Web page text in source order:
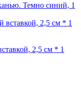
Темно синий, 1
2,5 см * 1